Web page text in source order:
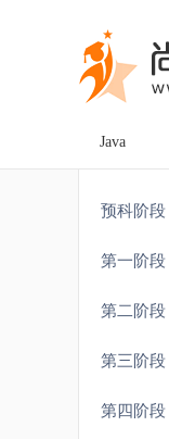
Java
预科阶
第一阶段
第二阶段
第三阶段
第四阶